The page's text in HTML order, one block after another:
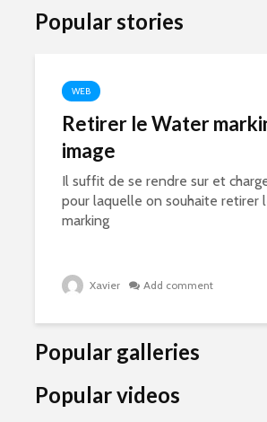
Popular stories
WEB
Retirer le Water
image
Il suffit de se rendre sur et
pour laquelle on souhaite retirer
marking
Xavier Add comment
Popular galleries
Popular videos